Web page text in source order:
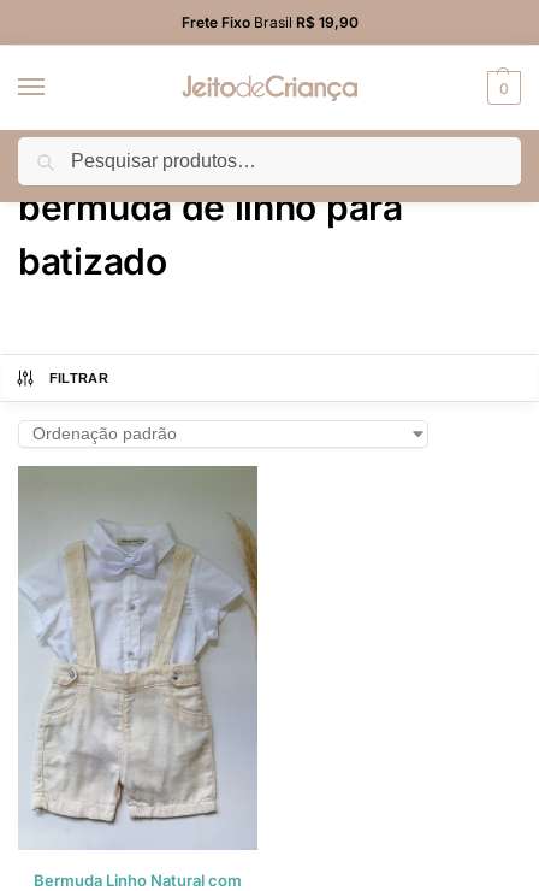
Frete FixoBrasil R$ 19,90
0
Início Produtos marcados com a tag “bermuda de linho para batizado”
bermuda de linho para
batizado
FILTRAR
Bermuda Linho Natural com